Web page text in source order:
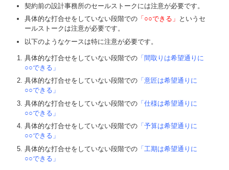
契約前の設計事務所のセールストークには注意が必要です。
具体的な打合せをしていない段階での 「○○できる」 というセ
ールストークは注意が必要です。
以下のようなケースは特に注意が必要です。
具体的な打合せをしていない段階での 「間取りは希望通りに
○○できる」
具体的な打合せをしていない段階での 「意匠は希望通りに
○○できる」
具体的な打合せをしていない段階での 「仕様は希望通りに
○○できる」
具体的な打合せをしていない段階での 「予算は希望通りに
○○できる」
具体的な打合せをしていない段階での 「工期は希望通りに
○○できる」